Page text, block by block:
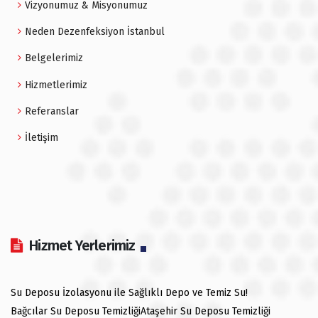
Vizyonumuz & Misyonumuz
Neden Dezenfeksiyon İstanbul
Belgelerimiz
Hizmetlerimiz
Referanslar
İletişim
Hizmet Yerlerimiz
Su Deposu İzolasyonu ile Sağlıklı Depo ve Temiz Su!
Bağcılar Su Deposu TemizliğiAtaşehir Su Deposu Temizliği